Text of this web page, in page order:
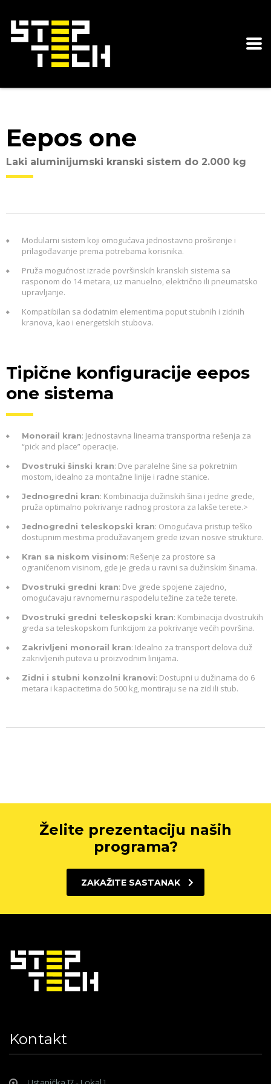
Eepos one
Laki aluminijumski kranski sistem do 2.000 kg
Modularni sistem koji omogućava jednostavno proširenje i
prilagođavanje prema potrebama korisnika.
Pruža mogućnost izrade površinskih kranskih sistema sa
rasponom do 14 metara, uz manuelno, električno ili pneumatsko
upravljanje.
Kompatibilan sa dodatnim elementima poput stubnih i zidnih
kranova, kao i energetskih stubova.
Tipične konfiguracije eepos
one sistema
Monorail kran: Jednostavna linearna transportna rešenja za
“pick and place” operacije.
Dvostruki šinski kran: Dve paralelne šine sa pokretnim
mostom, idealno za montažne linije i radne stanice.
Jednogredni kran: Kombinacija dužinskih šina i jedne grede,
pruža optimalno pokrivanje radnog prostora za lakše terete.>
Jednogredni teleskopski kran: Omogućava pristup teško
dostupnim mestima produžavanjem grede izvan nosive strukture.
Kran sa niskom visinom: Rešenje za prostore sa
ograničenom visinom, gde je greda u ravni sa dužinskim šinama.
Dvostruki gredni kran: Dve grede spojene zajedno,
omogućavaju ravnomernu raspodelu težine za teže terete.
Dvostruki gredni teleskopski kran: Kombinacija dvostrukih
greda sa teleskopskom funkcijom za pokrivanje većih površina.
Zakrivljeni monorail kran: Idealno za transport delova duž
zakrivljenih puteva u proizvodnim linijama.
Zidni i stubni konzolni kranovi: Dostupni u dužinama do 6
metara i kapacitetima do 500 kg, montiraju se na zid ili stub.
Želite prezentaciju naših
programa?
ZAKAŽITE SASTANAK
Kontakt